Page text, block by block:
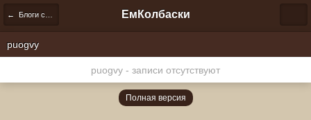
← Блоги сообщества ЕмКолбаски
puogvy
puogvy - записи отсутствуют
Полная версия